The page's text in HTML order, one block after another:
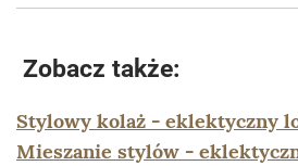
Zobacz także:
Stylowy kolaż - eklektyczny
Mieszanie stylów -